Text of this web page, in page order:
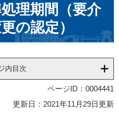
理期間（要介
の認定）
内目次
ページID：0004441
更新日：2021年11月29日更新